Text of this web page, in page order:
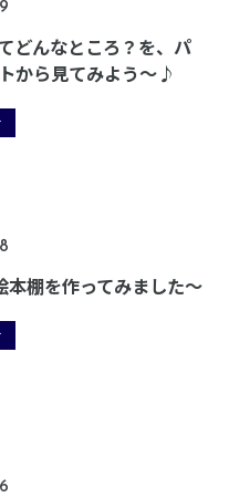
どんなところ？を、パ
から見てみよう～♪
本棚を作ってみました〜